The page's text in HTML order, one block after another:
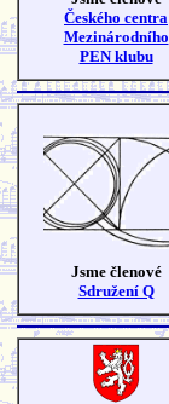
Českého centra
Mezinárodního
PEN klubu
Jsme členové
Sdružení Q